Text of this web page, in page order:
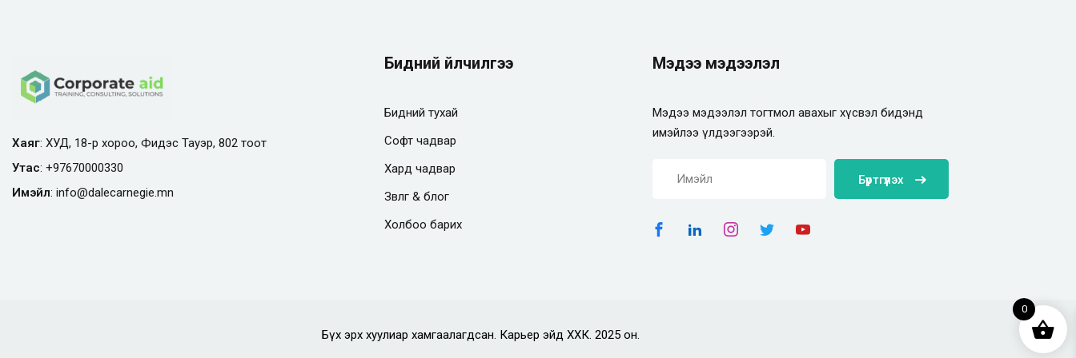
Хаяг: ХУД, 18-р хороо, Фидэс Тауэр, 802 тоот
Утас: +97670000330
Имэйл: info@dalecarnegie.mn
Бидний үйлчилгээ
Бидний тухай
Софт чадвар
Хард чадвар
Зөвлөгөө & блог
Холбоо барих
Мэдээ мэдээлэл
Мэдээ мэдээлэл тогтмол авахыг хүсвэл бидэнд
имэйлээ үлдээгээрэй.
Бүртгүүлэх
Бүх эрх хуулиар хамгаалагдсан. Карьер эйд ХХК. 2025 он.
0